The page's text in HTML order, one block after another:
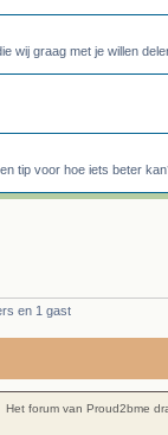
wij graag met je willen
tip voor hoe iets beter
en 1 gast
Het forum van Proud2bme